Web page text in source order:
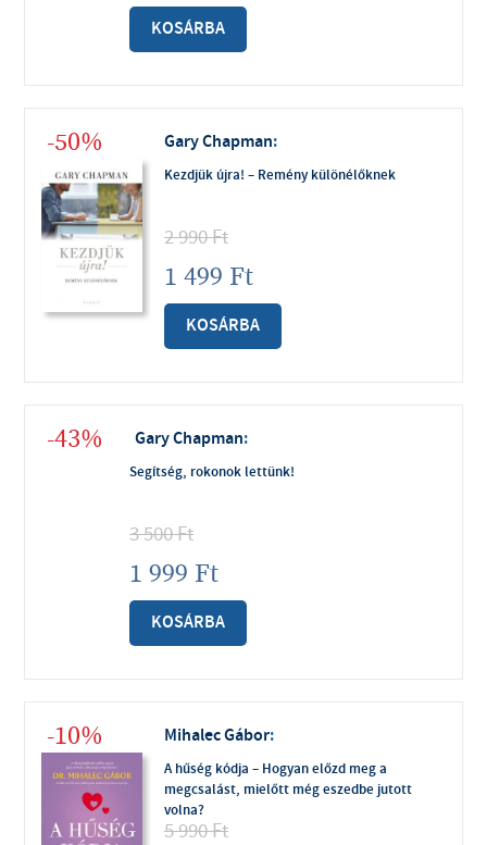
KOSÁRBA
-50% Gary Chapman:
Kezdjük újra! – Remény különélőknek
2 990Ft
1 499 Ft
KOSÁRBA
-43% Gary Chapman:
Segítség, rokonok lettünk!
3 500Ft
1 999 Ft
KOSÁRBA
-10% Mihalec Gábor:
A hűség kódja – Hogyan előzd meg a
megcsalást, mielőtt még eszedbe jutott
volna?
5 990Ft